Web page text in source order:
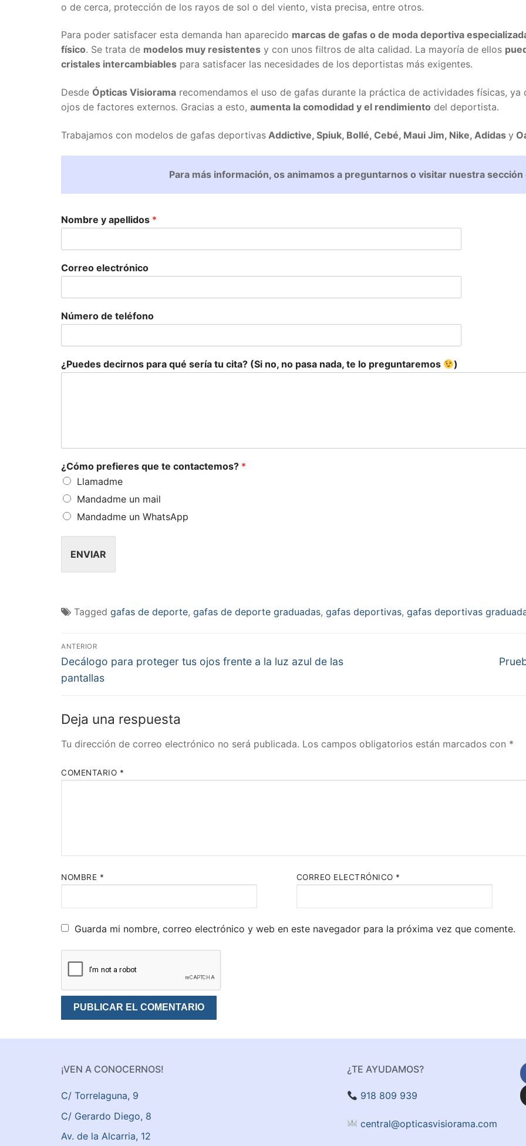
o de cerca, protección de los rayos de sol o del viento, vista precisa, entre otros.
Para poder satisfacer esta demanda han aparecido marcas de gafas o de moda deportiva
físico. Se trata de modelos muy resistentes y con unos filtros de alta calidad. La mayoría de ellos
cristales intercambiables para satisfacer las necesidades de los deportistas más exigentes.
Desde Ópticas Visiorama recomendamos el uso de gafas durante la práctica de actividades físicas,
ojos de factores externos. Gracias a esto, aumenta la comodidad y el rendimiento del deportista.
Trabajamos con modelos de gafas deportivas Addictive, Spiuk, Bollé, Cebé, Maui Jim, Nike, Adidas y
Para más información, os animamos a preguntarnos o visitar nuestra
Nombre y apellidos *
Correo electrónico
Número de teléfono
¿Puedes decirnos para qué sería tu cita? (Si no, no pasa nada, te lo preguntaremos )
¿Cómo prefieres que te contactemos? *
Llamadme
Mandadme un mail
Mandadme un WhatsApp
ENVIAR
Tagged gafas de deporte, gafas de deporte graduadas, gafas deportivas, gafas deportivas
Navegación
de
entradas
ANTERIOR
Previous
post:
Decálogo para proteger tus ojos frente a la luz azul de las
pantallas
Next
Deja una respuesta
Tu dirección de correo electrónico no será publicada. Los campos obligatorios están marcados con *
COMENTARIO *
NOMBRE * CORREO ELECTRÓNICO *
Guarda mi nombre, correo electrónico y web en este navegador para la próxima vez que comente.
¡VEN A CONOCERNOS!
C/ Torrelaguna, 9
C/ Gerardo Diego, 8
Av. de la Alcarria, 12
¿TE AYUDAMOS?
918 809 939
central@opticasvisiorama.com